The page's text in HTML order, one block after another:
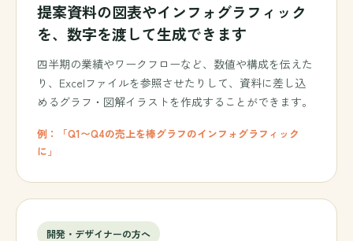
提案資料の図表やインフォグラフィック
を、数字を渡して生成できます
四半期の業績やワークフローなど、数値や構成を伝えた
り、Excelファイルを参照させたりして、資料に差し込
めるグラフ・図解イラストを作成することができます。
例：「Q1〜Q4の売上を棒グラフのインフォグラフィック
に」
開発・デザイナーの方へ